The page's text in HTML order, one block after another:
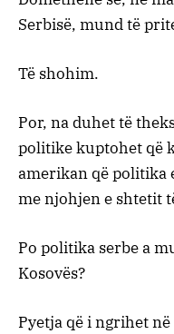
Serbisë, mund të
Të shohim.
Por, na duhet të
politike kuptohet që
amerikan që politika
me njohjen e shtetit
Po politika serbe a
Kosovës?
Pyetja që i ngrihet